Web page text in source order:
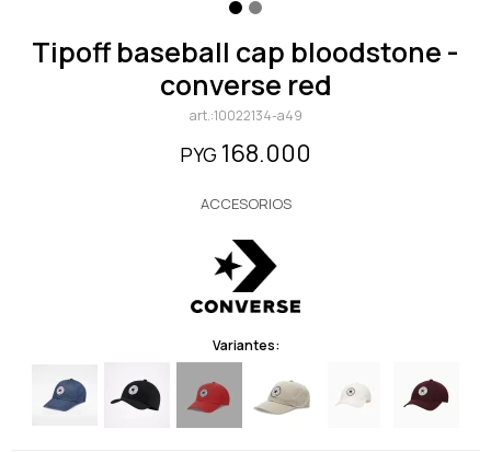
tipoff baseball cap bloodstone -
converse red
10022134-a49
PYG 168.000
ACCESORIOS
Variantes: